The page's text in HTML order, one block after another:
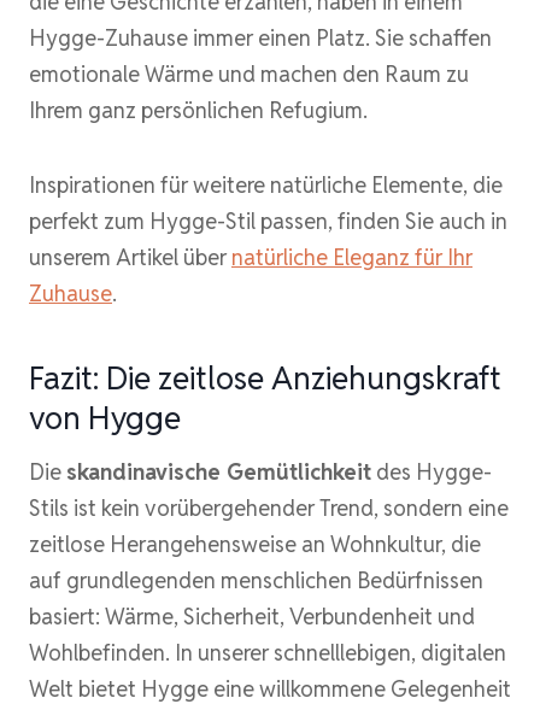
Hygge-Zuhause immer einen Platz. Sie schaffen
emotionale Wärme und machen den Raum zu
Ihrem ganz persönlichen Refugium.
Inspirationen für weitere natürliche Elemente, die
perfekt zum Hygge-Stil passen, finden Sie auch in
unserem Artikel übernatürliche Eleganz für Ihr
Zuhause.
Fazit: Die zeitlose Anziehungskraft
von Hygge
Die skandinavische Gemütlichkeit des Hygge-
Stils ist kein vorübergehender Trend, sondern eine
zeitlose Herangehensweise an Wohnkultur, die
auf grundlegenden menschlichen Bedürfnissen
basiert: Wärme, Sicherheit, Verbundenheit und
Wohlbefinden. In unserer schnelllebigen, digitalen
Welt bietet Hygge eine willkommene Gelegenheit